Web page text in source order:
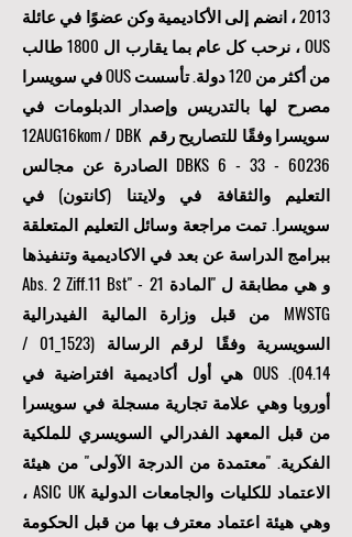
2013 ، انضم إلى الأكاديمية وكن عضوًا في عائلة
OUS ، نرحب كل عام بما يقارب ال 1800 طالب
من أكثر من 120 دولة. تأسست OUS في سويسرا
مصرح لها بالتدريس وإصدار الدبلومات في
سويسرا وفقًا للتصاريح رقم 12AUG16kom / DBK
DBKS 6 - 33 - 60236
الصادرة عن مجالس
التعليم والثقافة في ولايتنا (كانتون) في
سويسرا. تمت مراجعة وسائل التعليم المتعلقة
ببرامج الدراسة عن بعد في الاكاديمية وتنفيذها
و هي مطابقة ل "المادة 21 Abs. 2 Ziff.11 Bst" -
MWSTG من قبل وزارة المالية الفيدرالية
السويسرية وفقًا لرقم الرسالة (1523_01 /
04.14). OUS هي أول أكاديمية افتراضية في
أوروبا وهي علامة تجارية مسجلة في سويسرا
من قبل المعهد الفدرالي السويسري للملكية
الفكرية. "معتمدة من الدرجة الآولى" من هيئة
الاعتماد للكليات والجامعات الدولية ASIC UK ،
وهي هيئة اعتماد معترف بها من قبل الحكومة